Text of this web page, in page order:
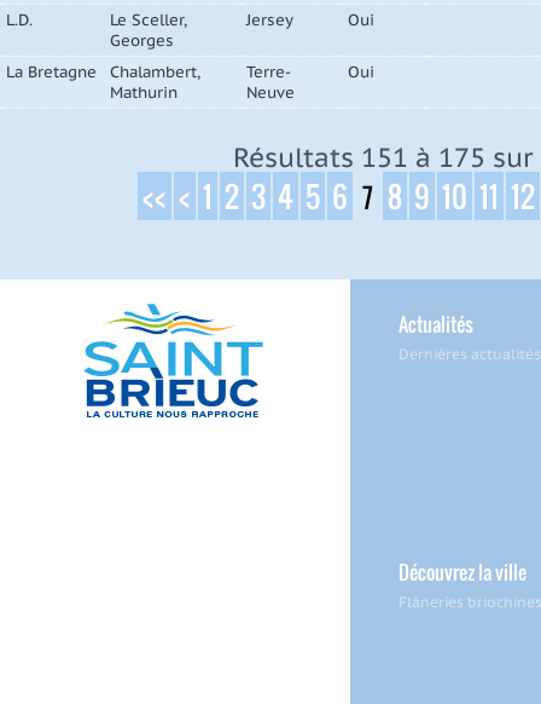
L.D.
Le Sceller,
Georges
Jersey Oui
La Bretagne
Chalambert,
Mathurin
Terre-
Neuve
Oui
Résultats 151 à 175 sur
<< < 1 2 3 4 5 6 7 8 9 10 11 12
Actualités
Dernières actualités
Découvrez la ville
Flâneries briochines